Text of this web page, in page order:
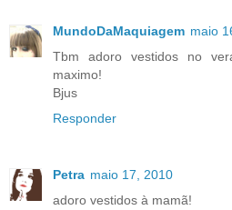
MundoDaMaquiagem maio
Tbm adoro vestidos no
maximo!
Bjus
Responder
Petra maio 17, 2010
adoro vestidos à mamã!